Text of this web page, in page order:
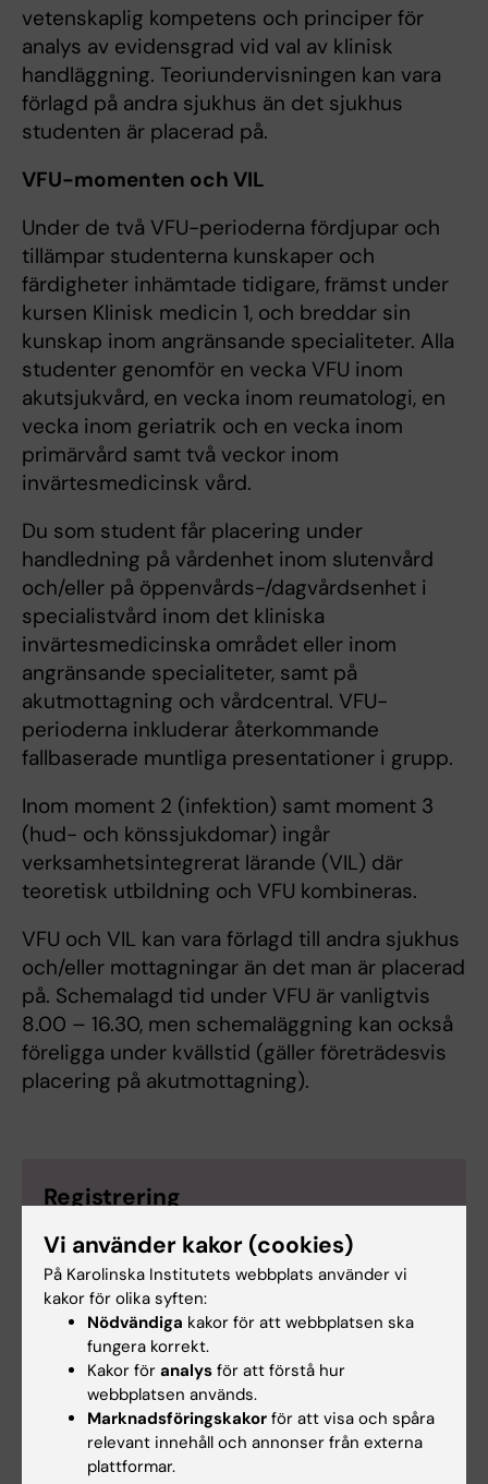
vetenskaplig kompetens och principer för
analys av evidensgrad vid val av klinisk
handläggning. Teoriundervisningen kan vara
förlagd på andra sjukhus än det sjukhus
studenten är placerad på.
VFU-momenten och VIL
Under de två VFU-perioderna fördjupar och
tillämpar studenterna kunskaper och
färdigheter inhämtade tidigare, främst under
kursen Klinisk medicin 1, och breddar sin
kunskap inom angränsande specialiteter. Alla
studenter genomför en vecka VFU inom
akutsjukvård, en vecka inom reumatologi, en
vecka inom geriatrik och en vecka inom
primärvård samt två veckor inom
invärtesmedicinsk vård.
Du som student får placering under
handledning på vårdenhet inom slutenvård
och/eller på öppenvårds-/dagvårdsenhet i
specialistvård inom det kliniska
invärtesmedicinska området eller inom
angränsande specialiteter, samt på
akutmottagning och vårdcentral. VFU-
perioderna inkluderar återkommande
fallbaserade muntliga presentationer i grupp.
Inom moment 2 (infektion) samt moment 3
(hud- och könssjukdomar) ingår
verksamhetsintegrerat lärande (VIL) där
teoretisk utbildning och VFU kombineras.
VFU och VIL kan vara förlagd till andra sjukhus
och/eller mottagningar än det man är placerad
på. Schemalagd tid under VFU är vanligtvis
8.00 – 16.30, men schemaläggning kan också
föreligga under kvällstid (gäller företrädesvis
placering på akutmottagning).
Registrering
Registrering på kurs är obligatoriskt för att
behålla din plats och kunna delta i kursen.
Du registrerar dig
själv iLadok
Registreringsperioden är två
veckor före kursstart och en vecka in i kursen.
Mer
information om webbregistrering
Ramschema
Vi använder kakor (cookies)
På Karolinska Institutets webbplats använder vi
kakor för olika syften:
Nödvändiga kakor för att webbplatsen ska
fungera korrekt.
Kakor för analys för att förstå hur
webbplatsen används.
Marknadsföringskakor för att visa och spåra
relevant innehåll och annonser från externa
plattformar.